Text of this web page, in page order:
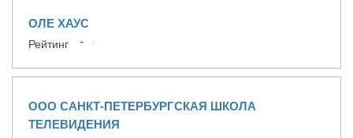
ОЛЕ ХАУС
Рейтинг
ООО САНКТ-ПЕТЕРБУРГСКАЯ ШКОЛА
ТЕЛЕВИДЕНИЯ